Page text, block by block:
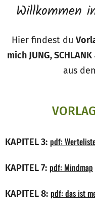
Willkommen
Hier findest du
mich JUNG, SCHLANK
aus
KAPITEL 3: pdf:
KAPITEL 7: pdf: Mindmap
KAPITEL 8: pdf: das ist